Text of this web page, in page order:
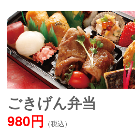
ごきげん弁当
980円 （税込）